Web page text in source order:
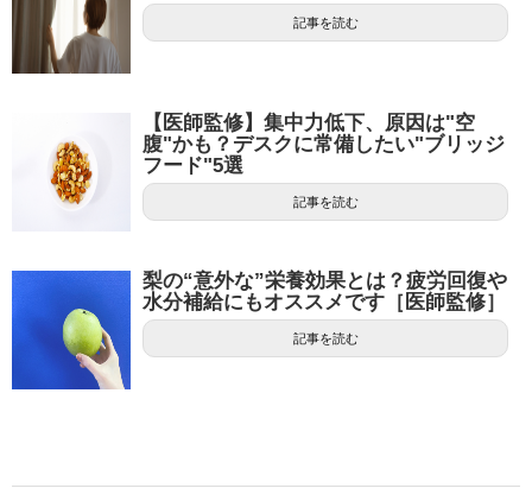
記事を読む
【医師監修】集中力低下、原因は"空
腹"かも？デスクに常備したい"ブリッジ
フード"5選
記事を読む
梨の“意外な”栄養効果とは？疲労回復や
水分補給にもオススメです［医師監修］
記事を読む